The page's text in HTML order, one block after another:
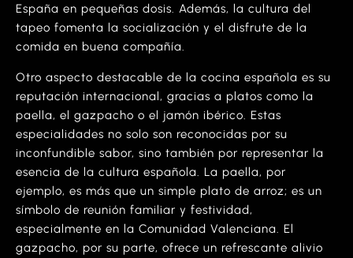
España en pequeñas dosis. Además, la cultura del
tapeo fomenta la socialización y el disfrute de la
comida en buena compañía.
Otro aspecto destacable de la cocina española es su
reputación internacional, gracias a platos como la
paella, el gazpacho o el jamón ibérico. Estas
especialidades no solo son reconocidas por su
inconfundible sabor, sino también por representar la
esencia de la cultura española. La paella, por
ejemplo, es más que un simple plato de arroz; es un
símbolo de reunión familiar y festividad,
especialmente en la Comunidad Valenciana. El
gazpacho, por su parte, ofrece un refrescante alivio